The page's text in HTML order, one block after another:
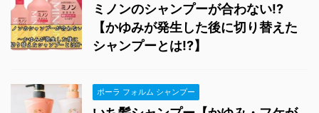
ミノンのシャンプーが合わない!?
【かゆみが発生した後に切り替えた
シャンプーとは!?】
ポーラ フォルム シャンプー